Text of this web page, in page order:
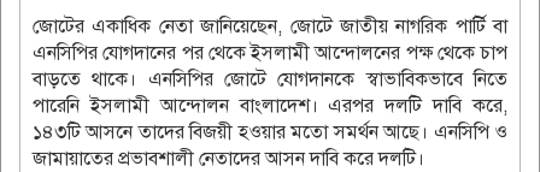
জোটের একাধিক নেতা জানিয়েছেন, জোটে জাতীয় নাগরিক পার্টি বা
এনসিপির যোগদানের পর থেকে ইসলামী আন্দোলনের পক্ষ থেকে চাপ
বাড়তে থাকে। এনসিপির জোটে যোগদানকে স্বাভাবিকভাবে নিতে
পারেনি ইসলামী আন্দোলন বাংলাদেশ। এরপর দলটি দাবি করে,
১৪৩টি আসনে তাদের বিজয়ী হওয়ার মতো সমর্থন আছে। এনসিপি ও
জামায়াতের প্রভাবশালী নেতাদের আসন দাবি করে দলটি।